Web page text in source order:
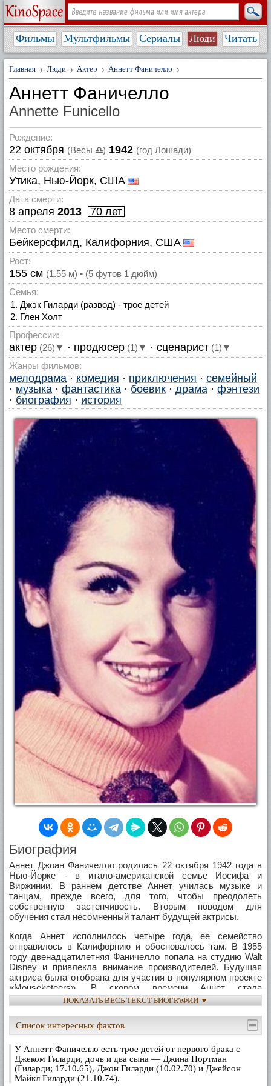
Фильмы Мультфильмы Сериалы Люди Читать
Главная Люди Актер Аннетт Фаничелло
Аннетт Фаничелло
Annette Funicello
Рождение:
22 октября (Весы ♎) 1942 (год Лошади)
Место рождения:
Утика, Нью-Йорк, США
Дата смерти:
8 апреля 2013 70 лет
Место смерти:
Бейкерсфилд, Калифорния, США
Рост:
155 см (1.55 м) • (5 футов 1 дюйм)
Семья:
Джэк Гиларди (развод) - трое детей
Глен Холт
Профессии:
актер (26)▼ · продюсер (1)▼ · сценарист (1)▼
Жанры фильмов:
мелодрама · комедия · приключения · семейный
· музыка · фантастика · боевик · драма · фэнтези
· биография · история
Биография
Аннет Джоан Фаничелло родилась 22 октября 1942 года в
Нью-Йорке - в итало-американской семье Иосифа и
Виржинии. В раннем детстве Аннет училась музыке и
танцам, прежде всего, для того, чтобы преодолеть
собственную застенчивость. Вторым поводом для
обучения стал несомненный талант будущей актрисы.
Когда Аннет исполнилось четыре года, ее семейство
отправилось в Калифорнию и обосновалось там. В 1955
году двенадцатилетняя Фаничелло попала на студию Walt
Disney и привлекла внимание производителей. Будущая
актриса была отобрана для участия в популярном проекте
«Mouseketeers». В скором времени Аннет стала
чрезвычайно популярной, стала получать от поклонников
письма – по 6000 штук в день.
Через некоторое время актриса стала принимать участие в
телевизионных сериалах, а однажды, успешно спев на
сцене, Аннет подумала о том, чтобы начать сольную
карьеру певицы.
В течение длительного времени Аннет сотрудничала с
ПОКАЗАТЬ ВЕСЬ ТЕКСТ БИОГРАФИИ ▼
Список интересных фактов
У Аннетт Фаничелло есть трое детей от первого брака с
Джеком Гиларди, дочь и два сына — Джина Портман
(Гиларди; 17.10.65), Джон Гиларди (10.02.70) и Джейсон
Майкл Гиларди (21.10.74).